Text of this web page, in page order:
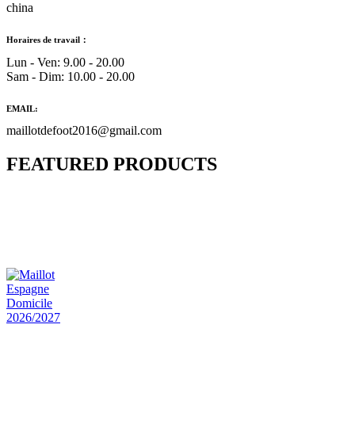
china
Horaires de travail：
Lun - Ven: 9.00 - 20.00
Sam - Dim: 10.00 - 20.00
EMAIL:
maillotdefoot2016@gmail.com
FEATURED PRODUCTS